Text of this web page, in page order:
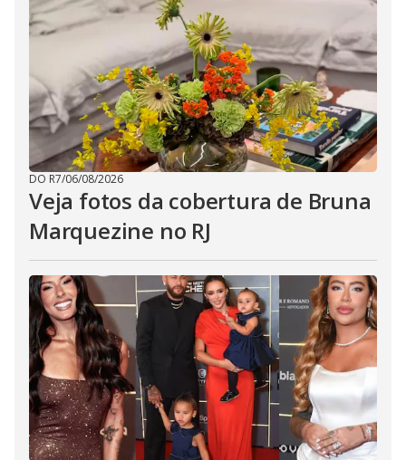
DO R7/06/08/2026
Veja fotos da cobertura de Bruna
Marquezine no RJ